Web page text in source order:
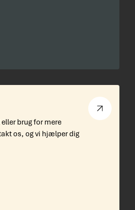
brug for mere
os, og vi hjælper dig